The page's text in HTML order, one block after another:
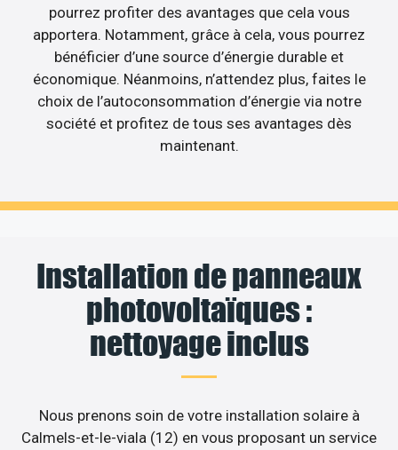
pourrez profiter des avantages que cela vous
apportera. Notamment, grâce à cela, vous pourrez
bénéficier d’une source d’énergie durable et
économique. Néanmoins, n’attendez plus, faites le
choix de l’autoconsommation d’énergie via notre
société et profitez de tous ses avantages dès
maintenant.
Installation de panneaux
photovoltaïques :
nettoyage inclus
Nous prenons soin de votre installation solaire à
Calmels-et-le-viala (12) en vous proposant un service